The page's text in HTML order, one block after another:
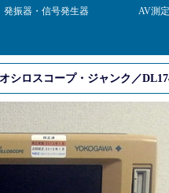
発振器・信号発生器 AV測
シロスコープ・ジャンク／